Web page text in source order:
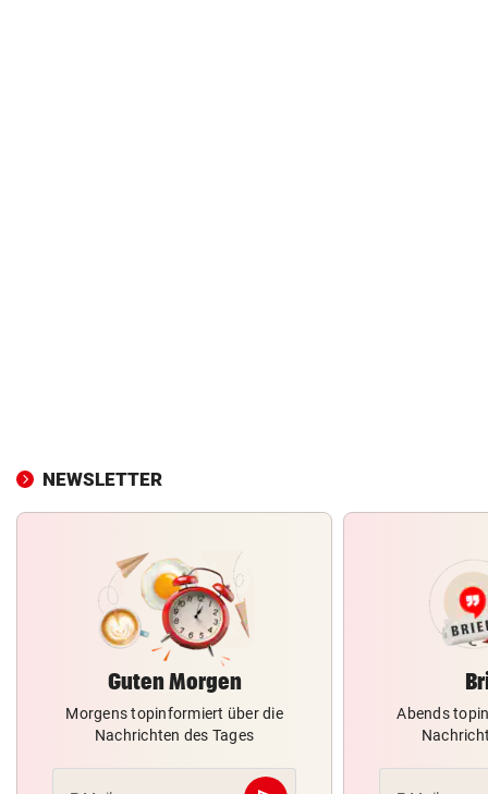
NEWSLETTER
Guten Morgen
Morgens topinformiert über die
Nachrichten des Tages
Abends